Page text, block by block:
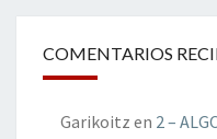
COMENTARIOS
Garikoitz en 2 –